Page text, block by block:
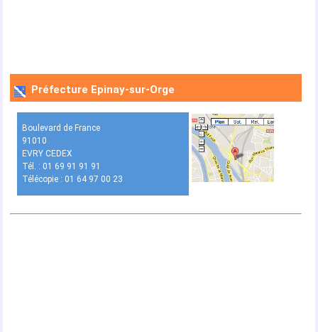
Préfecture Epinay-sur-Orge
Boulevard de France
91010
EVRY CEDEX
Tél. : 01 69 91 91 91
Télécopie : 01 64 97 00 23